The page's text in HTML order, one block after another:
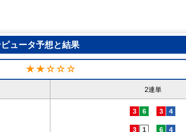
ュータ予想と結果
★★☆☆☆
2連単